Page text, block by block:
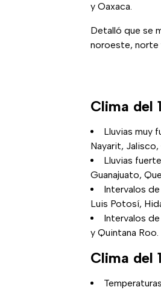
y Oaxaca.
Detalló que se
noroeste, norte
Clima del
Lluvias muy
Nayarit, Jalisco,
Lluvias
Guanajuato,
Intervalos
Luis Potosí,
Intervalos
y Quintana Roo.
Clima del